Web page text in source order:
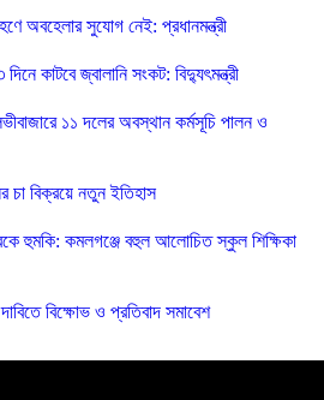
অবহেলার সুযোগ নেই: প্রধানমন্ত্রী
কাটবে জ্বালানি সংকট: বিদ্যুৎমন্ত্রী
১১ দলের অবস্থান কর্মসূচি পালন ও
চা বিক্রয়ে নতুন ইতিহাস
হুমকি: কমলগঞ্জে বহুল আলোচিত স্কুল শিক্ষিকা
বিক্ষোভ ও প্রতিবাদ সমাবেশ